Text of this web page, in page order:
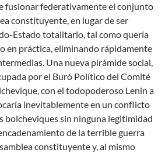
fusionar federativamente el conjunto
constituyente, en lugar de ser
Estado totalitario, tal como quería
en práctica, eliminando rápidamente
Una nueva pirámide social,
por el Buró Político del Comité
con el todopoderoso Lenin a
inevitablemente en un conflicto
bolcheviques sin ninguna legitimidad
de la terrible guerra
constituyente y, al mismo